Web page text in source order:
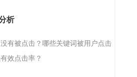
析
有被点击？哪些关键词被用户点击
效点击率？